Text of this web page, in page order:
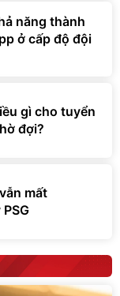
năng thành
ở cấp độ đội
gì cho tuyển
đợi?
mất